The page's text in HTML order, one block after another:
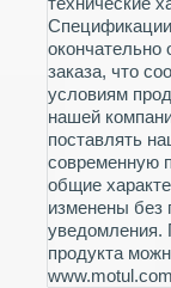
окончательно
заказа, что
условиям
нашей
поставлять
современную
общие
изменены без
уведомления.
продукта